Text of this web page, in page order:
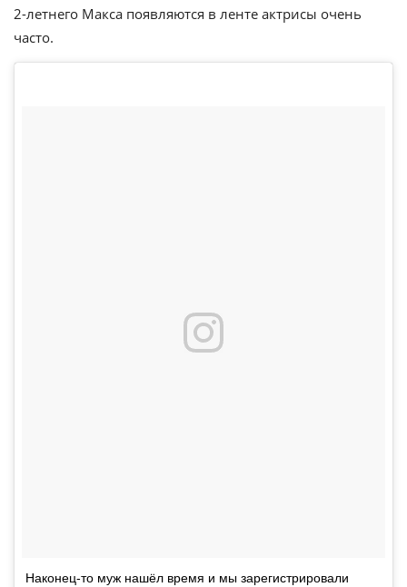
2-летнего Макса появляются в ленте актрисы очень
часто.
Наконец-то муж нашёл время и мы зарегистрировали